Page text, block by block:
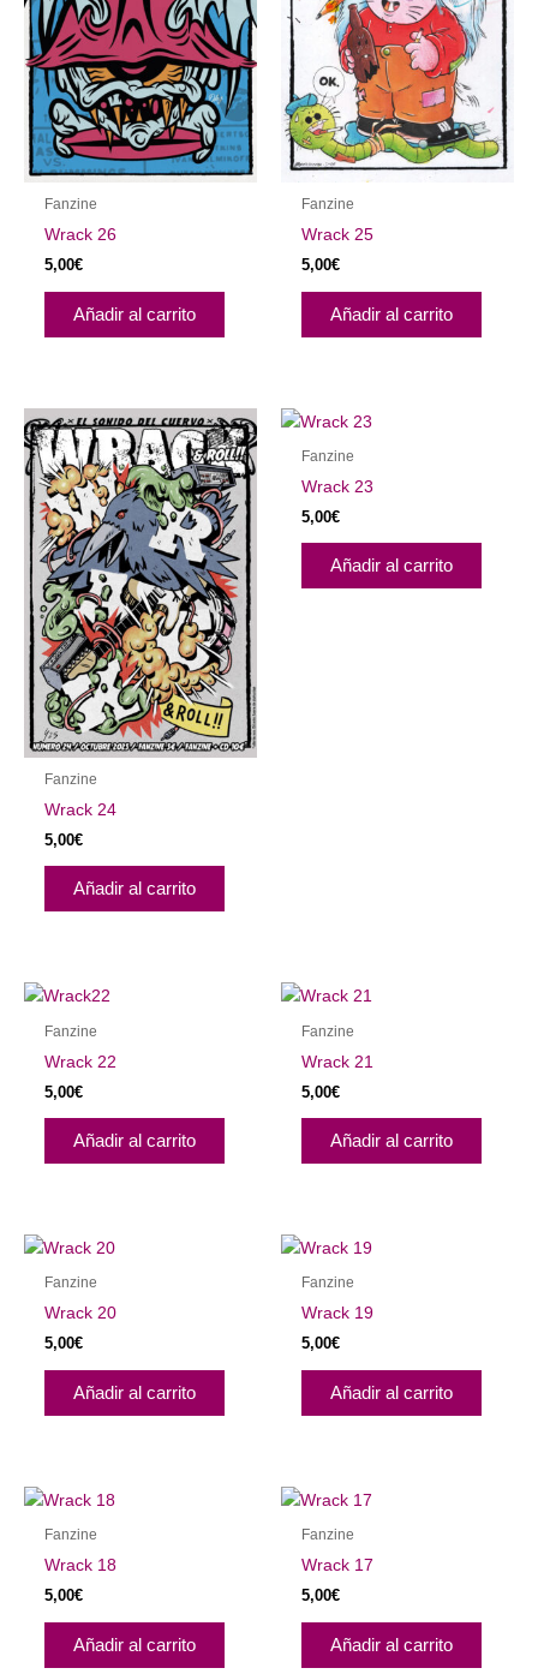
Fanzine
Wrack 26
5,00€
Añadir al carrito
Fanzine
Wrack 25
5,00€
Añadir al carrito
Fanzine
Wrack 24
5,00€
Añadir al carrito
Fanzine
Wrack 23
5,00€
Añadir al carrito
Fanzine
Wrack 22
5,00€
Añadir al carrito
Fanzine
Wrack 21
5,00€
Añadir al carrito
Fanzine
Wrack 20
5,00€
Añadir al carrito
Fanzine
Wrack 19
5,00€
Añadir al carrito
Fanzine
Wrack 18
5,00€
Añadir al carrito
Fanzine
Wrack 17
5,00€
Añadir al carrito